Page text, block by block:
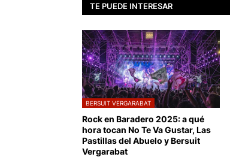
TE PUEDE INTERESAR
BERSUIT VERGARABAT
Rock en Baradero 2025: a qué
hora tocan No Te Va Gustar, Las
Pastillas del Abuelo y Bersuit
Vergarabat